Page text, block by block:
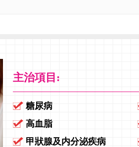
主治項目:
糖尿病
高血脂
甲狀腺及内分泌疾病